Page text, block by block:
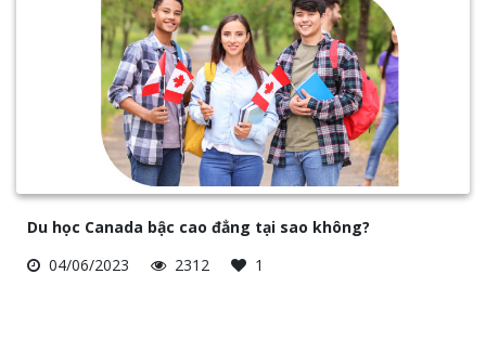
Du học Canada bậc cao đẳng tại sao không?
04/06/2023
2312 1